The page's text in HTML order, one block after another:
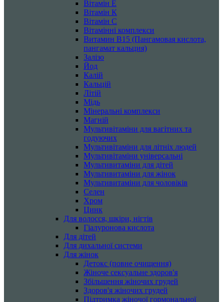
Вітамін Е
Вітамін К
Вітамін С
Вітамінні комплекси
Витамин B15 (Пангамовая кислота,
пангамат кальция)
Залізо
Йод
Калій
Кальцій
Літій
Мідь
Мінеральні комплекси
Магній
Мультивітаміни для вагітних та
годуючих
Мультивітаміни для літніх людей
Мультивітаміни універсальні
Мультивитаміни для дітей
Мультивитаміни для жінок
Мультивитаміни для чоловіків
Селен
Хром
Цинк
Для волосся, шкіри, нігтів
Гіалуронова кислота
Для дітей
Для дихальної системи
Для жінок
Детокс (повне очищення)
Жіноче сексуальне здоров'я
Збільшення жіночих грудей
Здоров'я жіночих грудей
Підтримка жіночої гормональної